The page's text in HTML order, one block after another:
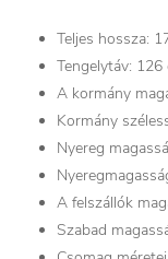
Teljes hossza:
Tengelytáv: 126
A kormány
Kormány
Nyereg
A felszállók
Szabad